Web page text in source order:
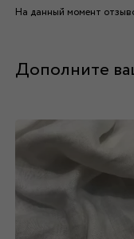
На данный момент
Дополните